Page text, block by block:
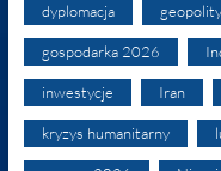
dyplomacja
gospodarka 2026
inwestycje Iran
kryzys humanitarny